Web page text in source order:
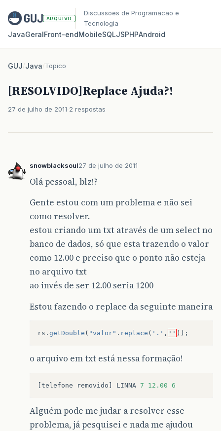
ARQUIVO
Discussoes de Programacao e
Tecnologia
JavaGeralFront‑endMobileSQLJSPHPAndroid
GUJ/Java/Topico
[RESOLVIDO]Replace Ajuda?!
27 de julho de 2011 2 respostas
snowblacksoul27 de julho de 2011
Olá pessoal, blz!?
Gente estou com um problema e não sei
como resolver.
estou criando um txt através de um select no
banco de dados, só que esta trazendo o valor
como 12.00 e preciso que o ponto não esteja
no arquivo txt
ao invés de ser 12.00 seria 1200
Estou fazendo o replace da seguinte maneira
rs . getDouble ( "valor" . replace ( '.' , '' ));
o arquivo em txt está nessa formação!
telefone removido LINNA 7 12.00 6
Alguém pode me judar a resolver esse
problema, já pesquisei e nada me ajudou